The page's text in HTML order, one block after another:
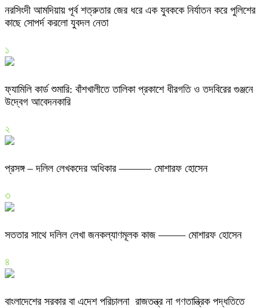
নরসিংদী আমদিয়ায় পূর্ব শত্রুতার জের ধরে এক যুবককে নির্যাতন করে পুলিশের
কাছে সোপর্দ করলো যুবদল নেতা
১
ফ্যামিলি কার্ড শুমারি: বাঁশখালীতে তালিকা প্রকাশে ধীরগতি ও তদবিরের গুঞ্জনে
উদ্বেগ আবেদনকারি
২
প্রসঙ্গ – দলিল লেখকদের অধিকার ——— মোশারফ হোসেন
৩
সততার সাথে দলিল লেখা জনকল্যাণমূলক কাজ ——– মোশারফ হোসেন
৪
বাংলাদেশের সরকার বা এদেশ পরিচালনা রাজতন্ত্র না গণতান্ত্রিক পদ্ধতিতে